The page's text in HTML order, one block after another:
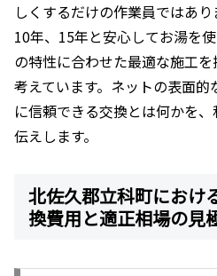
しくするだけの作業員ではあ
10年、15年と安心してお湯を
の特性に合わせた最適な施工
考えています。ネットの表面
に信頼できる交換とは何かを
伝えします。
北佐久郡立科町におけ
換費用と適正相場の見